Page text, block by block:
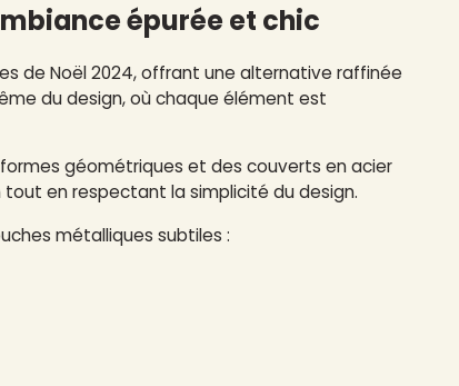
épurée et chic
de Noël 2024, offrant une alternative raffinée
du design, où chaque élément est
géométriques et des couverts en acier
en respectant la simplicité du design.
métalliques subtiles :